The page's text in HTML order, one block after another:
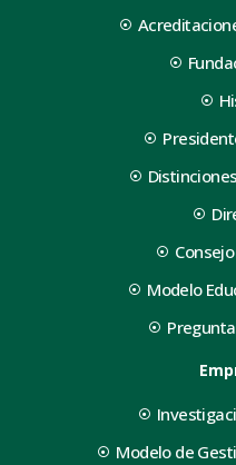
Modelo
Modelo de